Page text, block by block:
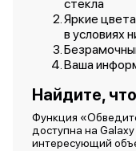
стекла
Яркие
в условиях
Ваша
Найдите,
Функция
доступна на
интересующий